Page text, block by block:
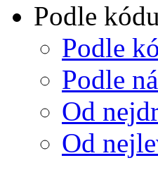
Podle
Podle
Podle
Od
Od